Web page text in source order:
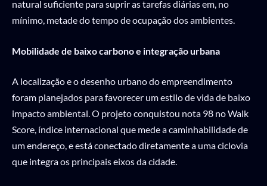
natural suficiente para suprir as tarefas diárias em, no
mínimo, metade do tempo de ocupação dos ambientes.
Mobilidade de baixo carbono e integração urbana
A localização e o desenho urbano do empreendimento
foram planejados para favorecer um estilo de vida de baixo
impacto ambiental. O projeto conquistou nota 98 no Walk
Score, índice internacional que mede a caminhabilidade de
um endereço, e está conectado diretamente a uma ciclovia
que integra os principais eixos da cidade.